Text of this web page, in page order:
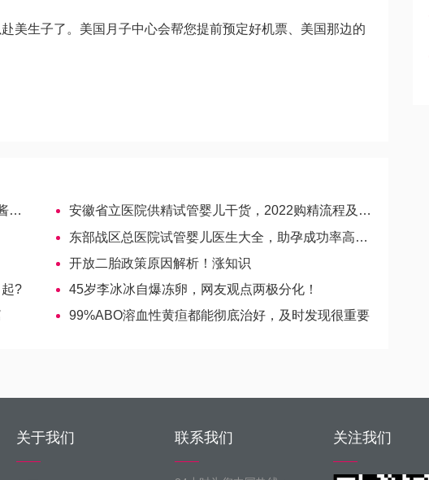
美生子了。美国月子中心会帮您提前预定好机票、美国那边的
安徽省立医院供精试管婴儿干货，2022购精流程及费用参考
东部战区总医院试管婴儿医生大全，助孕成功率高的大夫参考
开放二胎政策原因解析！涨知识
?
45岁李冰冰自爆冻卵，网友观点两极分化！
99%ABO溶血性黄疸都能彻底治好，及时发现很重要
关于我们 联系我们 关注我们